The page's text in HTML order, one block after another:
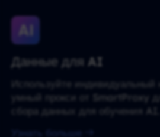
Данные для AI
Используйте индивидуальный
умный прокси от SmartProxy
сбора данных для обучения AI.
Узнать больше